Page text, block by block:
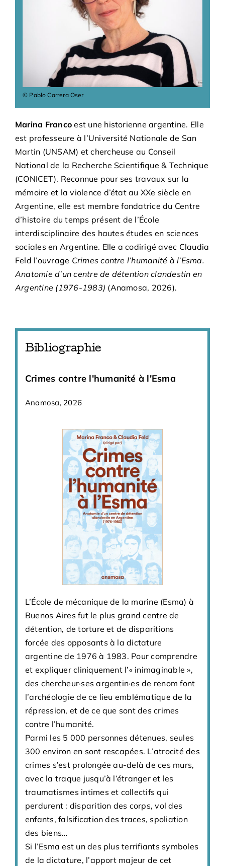
Archives
Contact
© Pablo Carrera Oser
Marina Franco est une historienne argentine. Elle
est professeure à l’Université Nationale de San
Martin (UNSAM) et chercheuse au Conseil
National de la Recherche Scientifique & Technique
(CONICET). Reconnue pour ses travaux sur la
mémoire et la violence d’état au XXe siècle en
Argentine, elle est membre fondatrice du Centre
d’histoire du temps présent de l’École
interdisciplinaire des hautes études en sciences
sociales en Argentine. Elle a codirigé avec Claudia
Feld l’ouvrage Crimes contre l’humanité à l’Esma.
Anatomie d’un centre de détention clandestin en
Argentine (1976-1983) (Anamosa, 2026).
Bibliographie
Crimes contre l'humanité à l'Esma
Anamosa, 2026
L’École de mécanique de la marine (Esma) à
Buenos Aires fut le plus grand centre de
détention, de torture et de disparitions
forcée des opposants à la dictature
argentine de 1976 à 1983. Pour comprendre
et expliquer cliniquement l’« inimaginable »,
des chercheur·ses argentin·es de renom font
l’archéologie de ce lieu emblématique de la
répression, et de ce que sont des crimes
contre l’humanité.
Parmi les 5 000 personnes détenues, seules
300 environ en sont rescapées. L’atrocité des
crimes s’est prolongée au-delà de ces murs,
avec la traque jusqu’à l’étranger et les
traumatismes intimes et collectifs qui
perdurent : disparition des corps, vol des
enfants, falsification des traces, spoliation
des biens…
Si l’Esma est un des plus terrifiants symboles
de la dictature, l’apport majeur de cet